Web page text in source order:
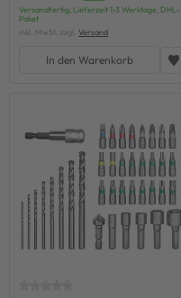
Versandfertig, Lieferzeit 1-3 Werktage, DHL-
Paket
inkl. MwSt. zzgl. Versand
In den Warenkorb